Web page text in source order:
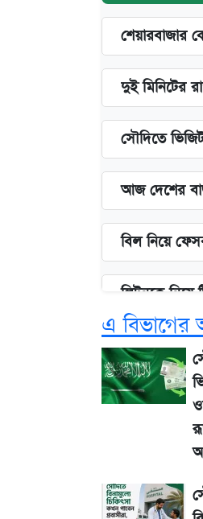
শেয়ারবাজার
দুই মিনিটের
সৌদিতে
আজ দেশের
বিল নিয়ে
লিটনকে নিয়ে
আগামী ৪
৮ ব্র্যান্ডের
Diego
ভবন
এ বিভাগের